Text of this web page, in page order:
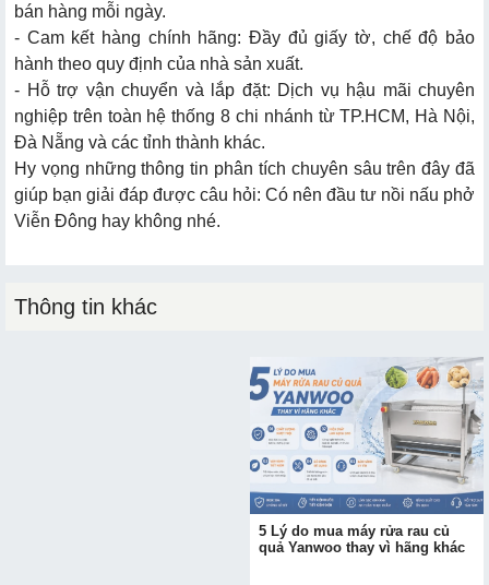
bán hàng mỗi ngày.
- Cam kết hàng chính hãng: Đầy đủ giấy tờ, chế độ bảo
hành theo quy định của nhà sản xuất.
- Hỗ trợ vận chuyển và lắp đặt: Dịch vụ hậu mãi chuyên
nghiệp trên toàn hệ thống 8 chi nhánh từ TP.HCM, Hà Nội,
Đà Nẵng và các tỉnh thành khác.
Hy vọng những thông tin phân tích chuyên sâu trên đây đã
giúp bạn giải đáp được câu hỏi: Có nên đầu tư nồi nấu phở
Viễn Đông hay không nhé.
Thông tin khác
5 Lý do mua máy rửa rau củ
quả Yanwoo thay vì hãng khác